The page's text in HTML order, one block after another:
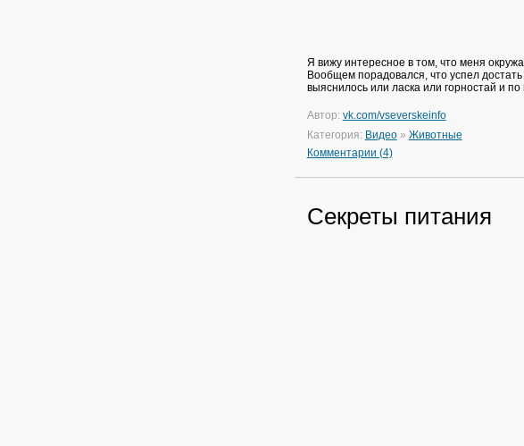
Я вижу интересное в том, что меня
Вообщем порадовался, что успел
выяснилось или ласка или горностай и
Автор: vk.com/vseverskeinfo
Категория: Видео» Животные
Комментарии (4)
Секреты питания